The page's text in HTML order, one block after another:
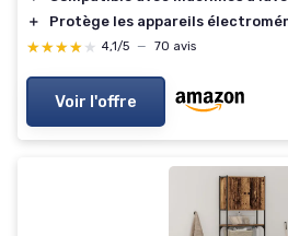
＋
Protège les appareils
★★★★★
★★★★★ 4,1/5 — 70 avis
Voir l'offre